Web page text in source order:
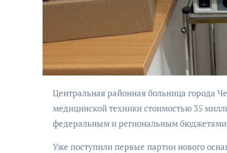
Центральная районная больница города Черняховск пополнится 13 единицами современной
медицинской техники стоимостью 35
федеральным и региональным
Уже поступили первые партии нового
АФИША
Музыкально-
поэтический
моноспектакль
«Исповедь в четыре